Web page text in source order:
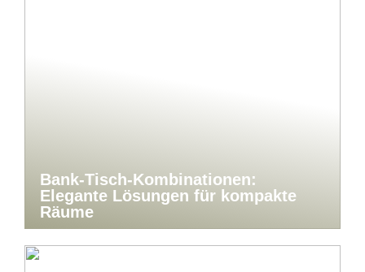
Bank-Tisch-Kombinationen:
Elegante Lösungen für kompakte
Räume